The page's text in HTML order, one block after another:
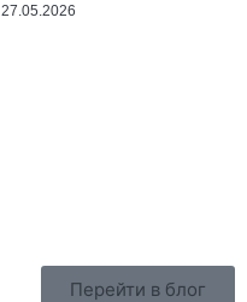
27.05.2026
Перейти в блог